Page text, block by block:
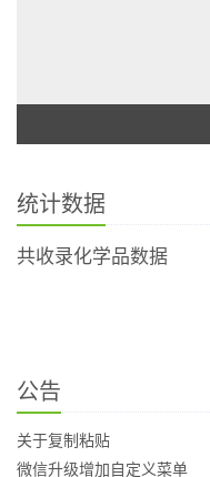
统计数据
共收录化学品数据
公告
关于复制粘贴
微信升级增加自定义菜单